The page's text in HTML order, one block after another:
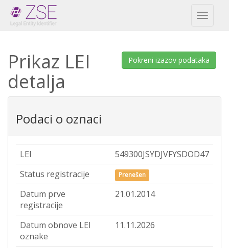
Toggle
Pokreni izazov podataka
Prikaz LEI
detalja
Podaci o oznaci
LEI
549300JSYDJVFYSDOD47
Status registracije
Prenešen
Datum prve
registracije
21.01.2014
Datum obnove LEI
oznake
11.11.2026